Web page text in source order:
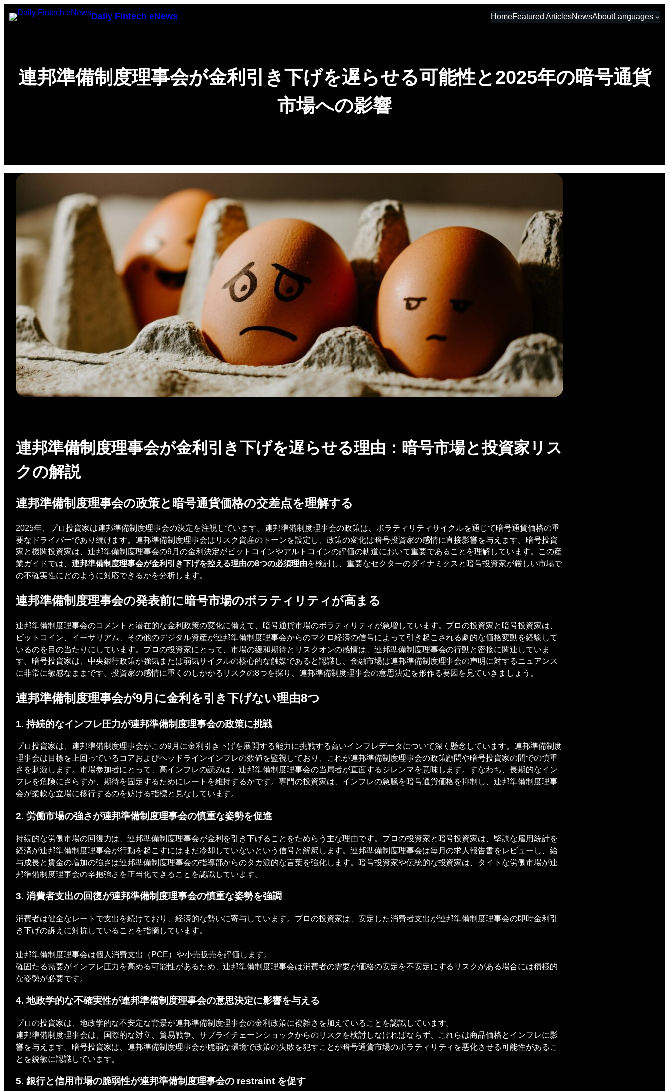
Skip
to
Daily Fintech eNews HomeFeatured ArticlesNewsAboutLanguages
連邦準備制度理事会が金利引き下げを遅らせる可能性と2025年の暗号通貨
市場への影響
連邦準備制度理事会が金利引き下げを遅らせる理由：暗号市場と投資家リス
クの解説
連邦準備制度理事会の政策と暗号通貨価格の交差点を理解する
2025年、プロ投資家は連邦準備制度理事会の決定を注視しています。連邦準備制度理事会の政策は、ボラティリティサイクルを通じて暗号通貨価格の重
要なドライバーであり続けます。連邦準備制度理事会はリスク資産のトーンを設定し、政策の変化は暗号投資家の感情に直接影響を与えます。暗号投資
家と機関投資家は、連邦準備制度理事会の9月の金利決定がビットコインやアルトコインの評価の軌道において重要であることを理解しています。この産
業ガイドでは、 連邦準備制度理事会が金利引き下げを控える理由の8つの必須理由を検討し、重要なセクターのダイナミクスと暗号投資家が厳しい市場で
の不確実性にどのように対応できるかを分析します。
連邦準備制度理事会の発表前に暗号市場のボラティリティが高まる
連邦準備制度理事会のコメントと潜在的な金利政策の変化に備えて、暗号通貨市場のボラティリティが急増しています。プロの投資家と暗号投資家は、
ビットコイン、イーサリアム、その他のデジタル資産が連邦準備制度理事会からのマクロ経済の信号によって引き起こされる劇的な価格変動を経験して
いるのを目の当たりにしています。プロの投資家にとって、市場の緩和期待とリスクオンの感情は、連邦準備制度理事会の行動と密接に関連していま
す。暗号投資家は、中央銀行政策が強気または弱気サイクルの核心的な触媒であると認識し、金融市場は連邦準備制度理事会の声明に対するニュアンス
に非常に敏感なままです。投資家の感情に重くのしかかるリスクの8つを探り、連邦準備制度理事会の意思決定を形作る要因を見ていきましょう。
連邦準備制度理事会が9月に金利を引き下げない理由8つ
1. 持続的なインフレ圧力が連邦準備制度理事会の政策に挑戦
プロ投資家は、連邦準備制度理事会がこの9月に金利引き下げを展開する能力に挑戦する高いインフレデータについて深く懸念しています。連邦準備制度
理事会は目標を上回っているコアおよびヘッドラインインフレの数値を監視しており、これが連邦準備制度理事会の政策顧問や暗号投資家の間での慎重
さを刺激します。市場参加者にとって、高インフレの読みは、連邦準備制度理事会の当局者が直面するジレンマを意味します。すなわち、長期的なイン
フレを危険にさらすか、期待を固定するためにレートを維持するかです。専門の投資家は、インフレの急騰を暗号通貨価格を抑制し、連邦準備制度理事
会が柔軟な立場に移行するのを妨げる指標と見なしています。
2. 労働市場の強さが連邦準備制度理事会の慎重な姿勢を促進
持続的な労働市場の回復力は、連邦準備制度理事会が金利を引き下げることをためらう主な理由です。プロの投資家と暗号投資家は、堅調な雇用統計を
経済が連邦準備制度理事会が行動を起こすにはまだ冷却していないという信号と解釈します。連邦準備制度理事会は毎月の求人報告書をレビューし、給
与成長と賃金の増加の強さは連邦準備制度理事会の指導部からのタカ派的な言葉を強化します。暗号投資家や伝統的な投資家は、タイトな労働市場が連
邦準備制度理事会の辛抱強さを正当化できることを認識しています。
3. 消費者支出の回復が連邦準備制度理事会の慎重な姿勢を強調
消費者は健全なレートで支出を続けており、経済的な勢いに寄与しています。プロの投資家は、安定した消費者支出が連邦準備制度理事会の即時金利引
き下げの訴えに対抗していることを指摘しています。
連邦準備制度理事会は個人消費支出（PCE）や小売販売を評価します。
確固たる需要がインフレ圧力を高める可能性があるため、連邦準備制度理事会は消費者の需要が価格の安定を不安定にするリスクがある場合には積極的
な姿勢が必要です。
4. 地政学的な不確実性が連邦準備制度理事会の意思決定に影響を与える
プロの投資家は、地政学的な不安定な背景が連邦準備制度理事会の金利政策に複雑さを加えていることを認識しています。
連邦準備制度理事会は、国際的な対立、貿易戦争、サプライチェーンショックからのリスクを検討しなければならず、これらは商品価格とインフレに影
響を与えます。暗号投資家は、連邦準備制度理事会が脆弱な環境で政策の失敗を犯すことが暗号通貨市場のボラティリティを悪化させる可能性があるこ
とを鋭敏に認識しています。
5. 銀行と信用市場の脆弱性が連邦準備制度理事会の restraint を促す